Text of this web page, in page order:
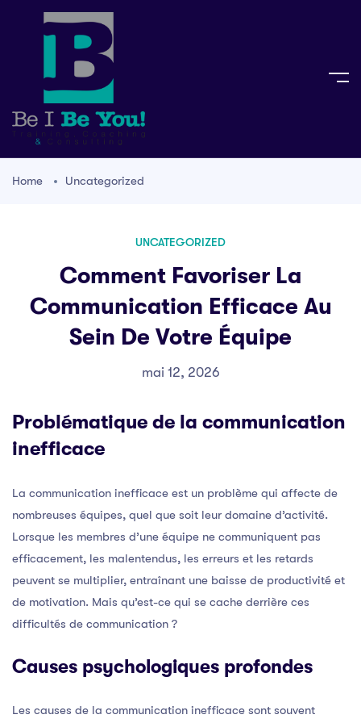
Home Uncategorized
UNCATEGORIZED
Comment Favoriser La
Communication Efficace Au
Sein De Votre Équipe
mai 12, 2026
Problématique de la communication
inefficace
La communication inefficace est un problème qui affecte de
nombreuses équipes, quel que soit leur domaine d’activité.
Lorsque les membres d’une équipe ne communiquent pas
efficacement, les malentendus, les erreurs et les retards
peuvent se multiplier, entraînant une baisse de productivité et
de motivation. Mais qu’est-ce qui se cache derrière ces
difficultés de communication ?
Causes psychologiques profondes
Les causes de la communication inefficace sont souvent